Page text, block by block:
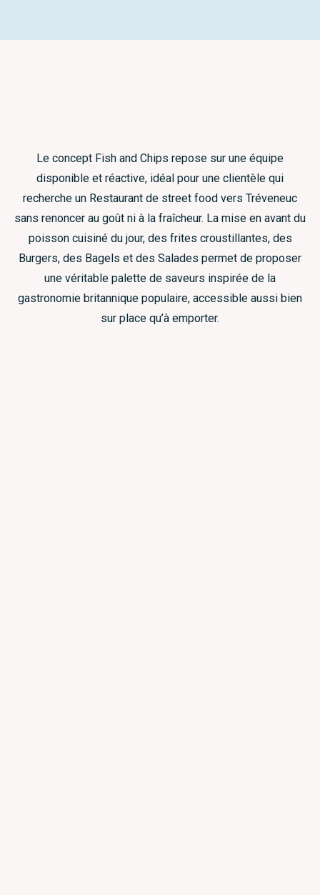
Le concept Fish and Chips repose sur une équipe
disponible et réactive, idéal pour une clientèle qui
recherche un Restaurant de street food vers Tréveneuc
sans renoncer au goût ni à la fraîcheur. La mise en avant du
poisson cuisiné du jour, des frites croustillantes, des
Burgers, des Bagels et des Salades permet de proposer
une véritable palette de saveurs inspirée de la
gastronomie britannique populaire, accessible aussi bien
sur place qu’à emporter.